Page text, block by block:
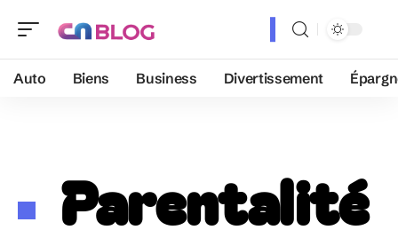
Auto Biens Business Divertissement
Parentalité